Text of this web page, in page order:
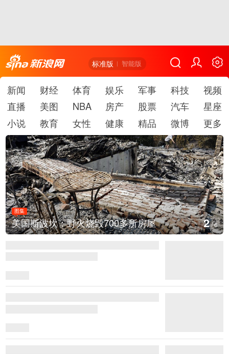
标准版 智能版
新闻 财经 体育 娱乐 军事 科技
视频
直播
美图 NBA 房产 股票 汽车
星座
小说
教育 女性 健康 精品 微博 更多
图集
美国斯波坎：野火烧毁700多所房屋 2/6